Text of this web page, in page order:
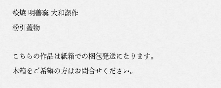
萩焼 明善窯 大和潔作
粉引蓋物
こちらの作品は紙箱での梱包発送になります。
木箱をご希望の方はお問合せください。